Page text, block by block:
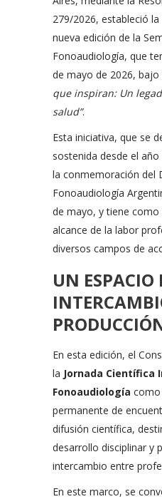
279/2026, estableció
nueva edición de la
Fonoaudiología, que
de mayo de 2026, bajo
que inspiran: Un
salud”.
Esta iniciativa, que se
sostenida desde el
la conmemoración del
Fonoaudiología
de mayo, y tiene
alcance de la labor
diversos campos de
UN ESPACIO
En esta edición, el
la Jornada
Fonoaudiología como
permanente de
difusión científica,
desarrollo disciplinar y
intercambio entre
En este marco, se